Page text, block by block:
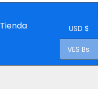
Tienda USD $
VES Bs.